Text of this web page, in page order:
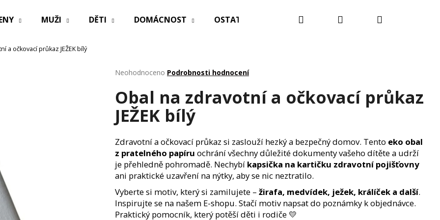
MUŽI DĚTI DOMÁCNOST OSTATNÍ Kontakty Hodnocení
Hledat PřihlášeníNákupní
a očkovací průkaz JEŽEK bílý
Průměrné
produktu
je
0,0
5
hvězdiček.
Neohodnoceno Podrobnosti hodnocení
Obal na zdravotní a očkovací průkaz
JEŽEK bílý
Zdravotní a očkovací průkaz si zaslouží hezký a bezpečný domov. Tento eko obal
z pratelného papíru ochrání všechny důležité dokumenty vašeho dítěte a udrží
je přehledně pohromadě. Nechybí kapsička na kartičku zdravotní pojišťovny
ani praktické uzavření na nýtky, aby se nic neztratilo.
Vyberte si motiv, který si zamilujete – žirafa, medvídek, ježek, králíček a další.
Inspirujte se na našem E-shopu. Stačí motiv napsat do poznámky k objednávce.
Praktický pomocník, který potěší děti i rodiče 💛
Co potřebujete najít?
HLEDAT
PRACÍ PAPÍRKY ECO HAUS KOUZLO PRACÍ PAPÍRKY ECO HAUS MIX VŮNÍ 25